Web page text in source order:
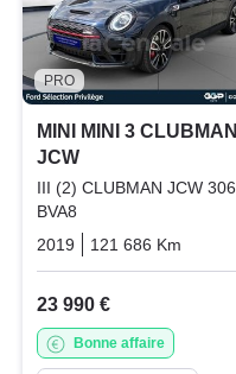
PRO
MINI MINI 3 CLUBMAN
JCW
III (2) CLUBMAN JCW 306
BVA8
2019
121 686 Km
23 990 €
Bonne affaire